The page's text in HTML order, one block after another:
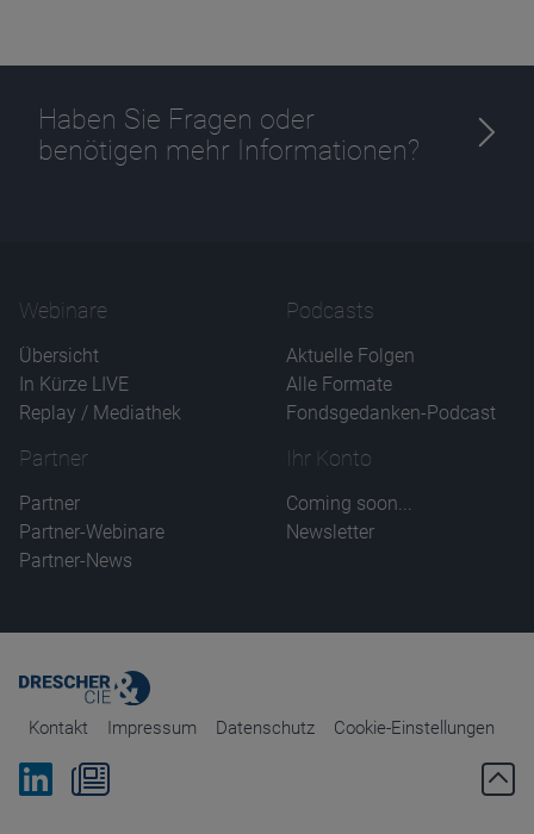
Haben Sie Fragen oder
benötigen mehr Informationen?
Webinare
Übersicht
In Kürze LIVE
Replay / Mediathek
Podcasts
Aktuelle Folgen
Alle Formate
Fondsgedanken-Podcast
Partner
Partner
Partner-Webinare
Partner-News
Ihr Konto
Coming soon...
Newsletter
Kontakt Impressum Datenschutz Cookie-Einstellungen
Bei Linkedin folgen
Zum Newsletter anmelden